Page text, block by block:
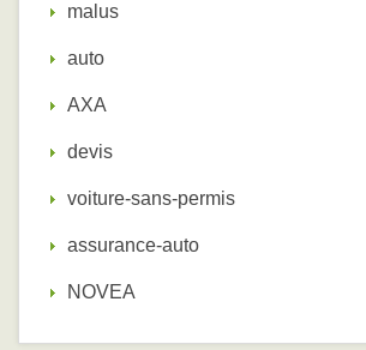
malus
auto
AXA
devis
voiture-sans-permis
assurance-auto
NOVEA